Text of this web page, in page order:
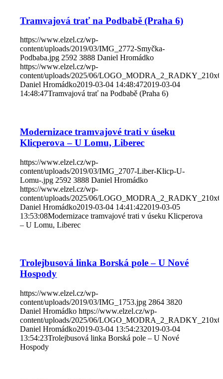
Tramvajová trať na Podbabě (Praha 6)
https://www.elzel.cz/wp-
content/uploads/2019/03/IMG_2772-Smyčka-
Podbaba.jpg 2592 3888 Daniel Hromádko
https://www.elzel.cz/wp-
content/uploads/2025/06/
Daniel Hromádko2019-03-04 14:48:472019-03-04
14:48:47Tramvajová trať na Podbabě (Praha 6)
Modernizace tramvajové trati v úseku
Klicperova – U Lomu, Liberec
https://www.elzel.cz/wp-
content/uploads/2019/03/IMG_2707-Liber-Klicp-U-
Lomu-.jpg 2592 3888 Daniel Hromádko
https://www.elzel.cz/wp-
content/uploads/2025/06/
Daniel Hromádko2019-03-04 14:41:422019-03-05
13:53:08Modernizace tramvajové trati v úseku Klicperova
– U Lomu, Liberec
Trolejbusová linka Borská pole – U Nové
Hospody
https://www.elzel.cz/wp-
content/uploads/2019/03/IMG_1753.jpg 2864 3820
Daniel Hromádko https://www.elzel.cz/wp-
content/uploads/2025/06/
Daniel Hromádko2019-03-04 13:54:232019-03-04
13:54:23Trolejbusová linka Borská pole – U Nové
Hospody